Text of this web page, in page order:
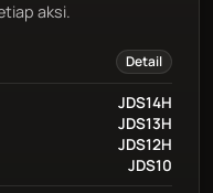
snare drum, bass
Detail
JDS14H
JDS13H
JDS12H
JDS10